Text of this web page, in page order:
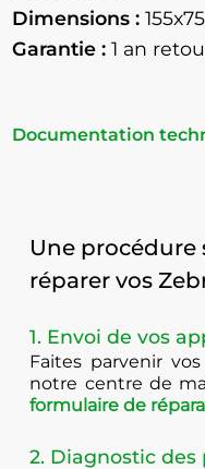
Dimensions :
Garantie : 1 an
Documentation
Une
réparer vos
1. Envoi de vos
Faites parvenir
notre centre de
formulaire de
2. Diagnostic des